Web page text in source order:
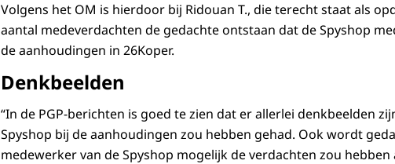
Volgens het OM is hierdoor bij Ridouan T., die terecht staat als
aantal medeverdachten de gedachte ontstaan dat de Spyshop
de aanhoudingen in 26Koper.
Denkbeelden
“In de PGP-berichten is goed te zien dat er allerlei denkbeelden
Spyshop bij de aanhoudingen zou hebben gehad. Ook wordt
medewerker van de Spyshop mogelijk de verdachten zou